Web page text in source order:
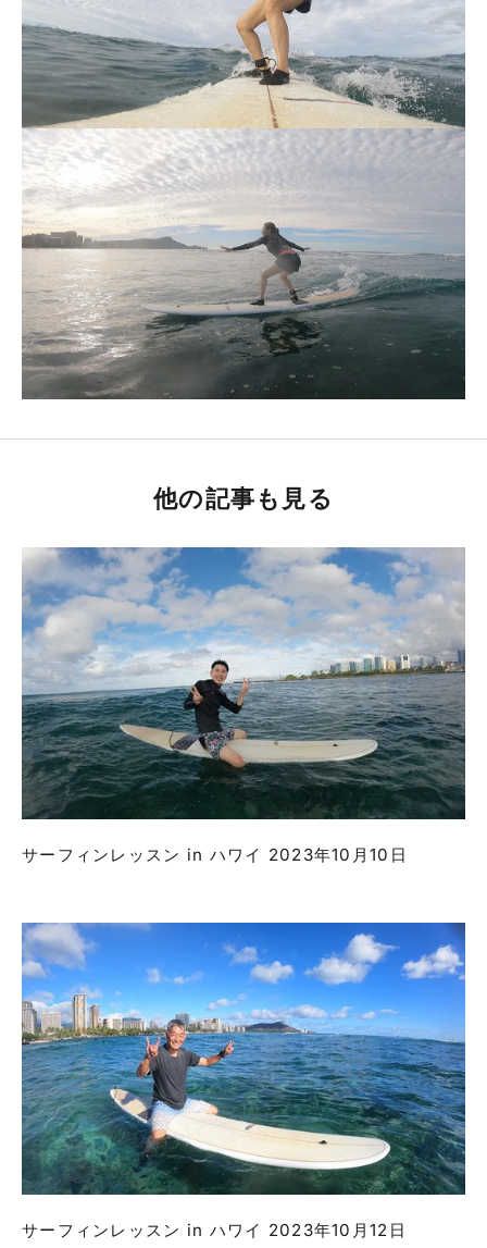
他の記事も見る
サーフィンレッスン in ハワイ 2023年10月10日
サーフィンレッスン in ハワイ 2023年10月12日